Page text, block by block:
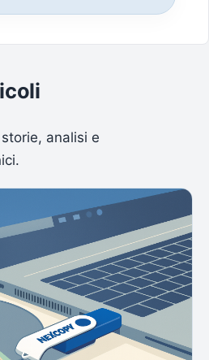
analisi e